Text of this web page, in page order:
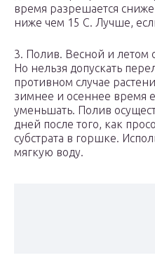
время разрешается
ниже чем 15 C. Лучше,
3. Полив. Весной и
Но нельзя допускать
противном случае
зимнее и осеннее время
уменьшать. Полив
дней после того, как
субстрата в горшке.
мягкую воду.